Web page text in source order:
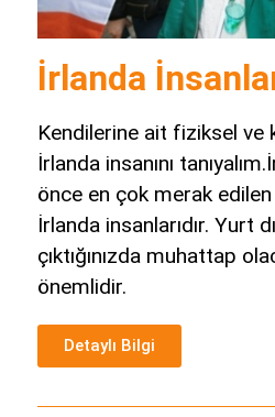
İrlanda
Kendilerine ait fiziksel ve
İrlanda insanını
önce en çok merak
İrlanda insanlarıdır. Yurt
çıktığınızda muhattap
önemlidir.
Detaylı Bilgi